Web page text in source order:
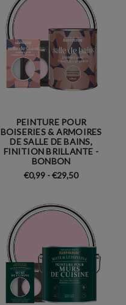
PEINTURE POUR
BOISERIES & ARMOIRES
DE SALLE DE BAINS,
FINITION BRILLANTE -
BONBON
€0,99 - €29,50